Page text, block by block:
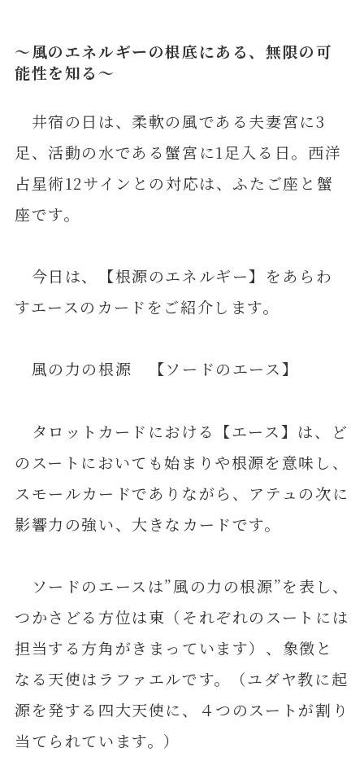
～風のエネルギーの根底にある、無限の可
能性を知る～
井宿の日は、柔軟の風である夫妻宮に3
足、活動の水である蟹宮に1足入る日。西洋
占星術12サインとの対応は、ふたご座と蟹
座です。
今日は、【根源のエネルギー】をあらわ
すエースのカードをご紹介します。
風の力の根源 【ソードのエース】
タロットカードにおける【エース】は、ど
のスートにおいても始まりや根源を意味し、
スモールカードでありながら、アテュの次に
影響力の強い、大きなカードです。
ソードのエースは”風の力の根源”を表し、
つかさどる方位は東（それぞれのスートには
担当する方角がきまっています）、象徴と
なる天使はラファエルです。（ユダヤ教に起
源を発する四大天使に、４つのスートが割り
当てられています。）